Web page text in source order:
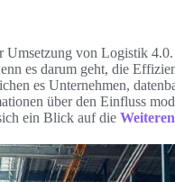
Umsetzung von Logistik
es darum geht, die
es Unternehmen,
über den Einfluss
ein Blick auf die